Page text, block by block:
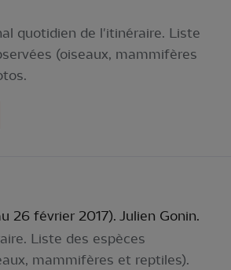
quotidien de l'itinéraire. Liste
(oiseaux, mammifères
26 février 2017). Julien Gonin.
Liste des espèces
mammifères et reptiles).